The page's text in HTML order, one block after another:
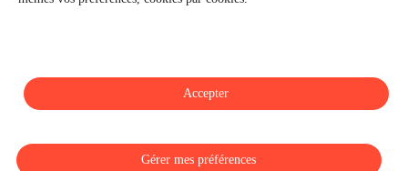
Gérer mes préférences
Accepter